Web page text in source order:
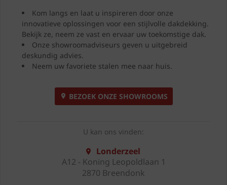
Kom langs en laat u inspireren door onze
innovatieve oplossingen voor een stijlvolle dakdekking.
Bekijk ze, neem ze vast en ervaar uw toekomstige dak.
Onze showroomadviseurs geven u uitgebreid
deskundig advies.
Neem uw favoriete stalen mee naar huis.
BEZOEK ONZE SHOWROOMS
U kan ons vinden:
Londerzeel
A12 - Koning Leopoldlaan 1
2870 Breendonk